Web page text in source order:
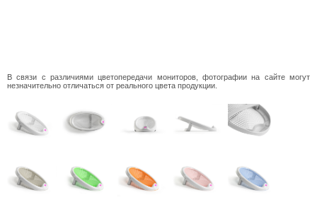
В связи с различиями цветопередачи мониторов, фотографии на сайте могут
незначительно отличаться от реального цвета продукции.